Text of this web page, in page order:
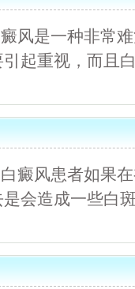
风是一种非常
起重视，而且
癜风患者如果
会造成一些白